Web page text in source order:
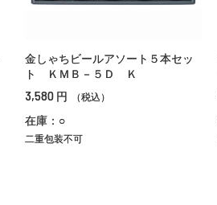
金しゃちビールアソート５本セッ
ト ＫＭＢ－５Ｄ Ｋ
3,580 円 （税込）
在庫：○
二重包装不可